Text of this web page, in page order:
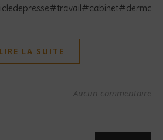
LIRE LA SUITE
Aucun commentaire